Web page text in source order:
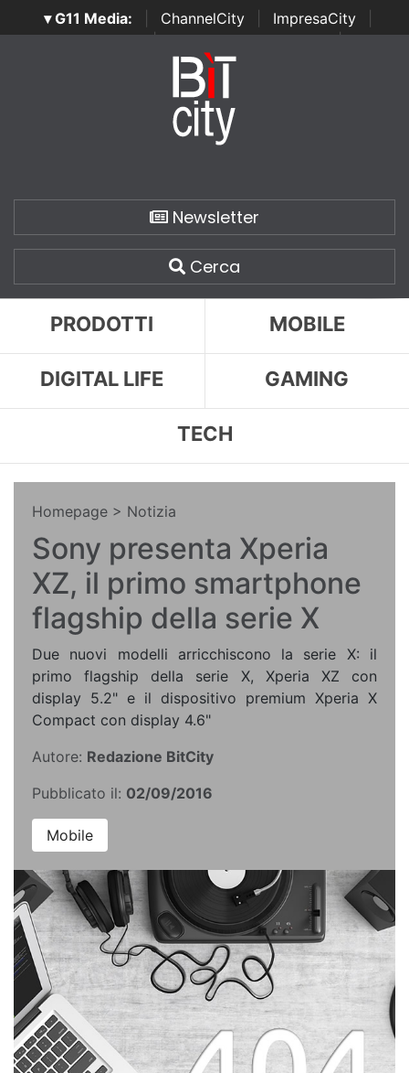
▾ G11 Media: ChannelCity ImpresaCity
SecurityOpenLab | Italian Channel Awards | Italian
Italian Security Awards
Newsletter
Cerca
PRODOTTI MOBILE
DIGITAL LIFE GAMING
TECH
Homepage > Notizia
Sony presenta Xperia
XZ, il primo smartphone
flagship della serie X
Due nuovi modelli arricchiscono la serie X: il
primo flagship della serie X, Xperia XZ con
display 5.2" e il dispositivo premium Xperia X
Compact con display 4.6"
Autore: Redazione BitCity
Pubblicato il: 02/09/2016
Mobile